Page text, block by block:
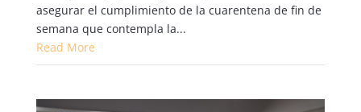
asegurar el cumplimiento de la cuarentena de fin de
semana que contempla la...
Read More